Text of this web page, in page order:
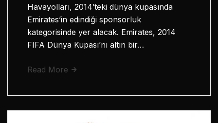
Havayolları, 2014’teki dünya kupasında
Emirates’in edindiği sponsorluk
kategorisinde yer alacak. Emirates, 2014
FIFA Dünya Kupası’nı altın bir…
Read More